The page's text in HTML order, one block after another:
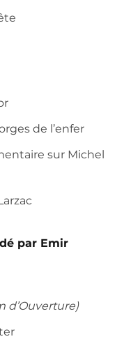
de l’enfer
sur Michel
par Emir
d’Ouverture)